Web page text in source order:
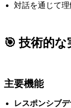
対話を通じて
🎯 技術的
主要機能
レスポンシブ